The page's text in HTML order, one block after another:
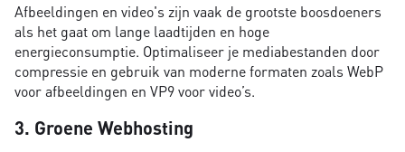
Afbeeldingen en video's zijn vaak de grootste boosdoeners
als het gaat om lange laadtijden en hoge
energieconsumptie. Optimaliseer je mediabestanden door
compressie en gebruik van moderne formaten zoals WebP
voor afbeeldingen en VP9 voor video’s.
3. Groene Webhosting